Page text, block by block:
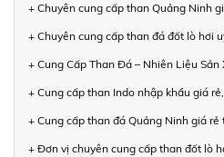
+ Chuyên cung cấp than Quảng Ninh
+ Chuyên cung cấp than đá đốt lò hơi
+ Cung Cấp Than Đá – Nhiên Liệu
+ Cung cấp than Indo nhập khẩu giá
+ Cung cấp than đá Quảng Ninh giá rẻ
+ Đơn vị chuyên cung cấp than đốt lò